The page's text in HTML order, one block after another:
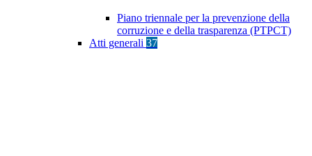
Piano triennale per la prevenzione della
corruzione e della trasparenza (PTPCT)
Atti generali 37